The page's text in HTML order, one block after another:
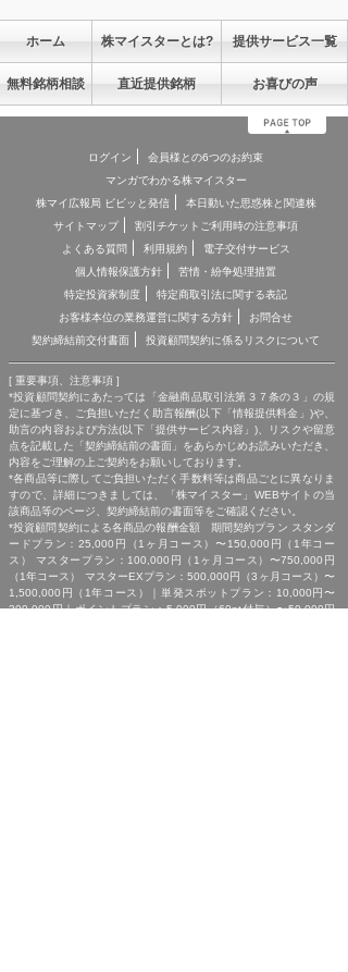
ホーム 株マイスターとは? 提供サービス一覧
無料銘柄相談 直近提供銘柄 お喜びの声
ログイン
会員様との6つのお約束
マンガでわかる株マイスター
株マイ広報局 ビビッと発信
本日動いた思惑株と関連株
サイトマップ
割引チケットご利用時の注意事項
よくある質問
利用規約
電子交付サービス
個人情報保護方針
苦情・紛争処理措置
特定投資家制度
特定商取引法に関する表記
お客様本位の業務運営に関する方針
お問合せ
契約締結前交付書面
投資顧問契約に係るリスクについて
[ 重要事項、注意事項 ]
*投資顧問契約にあたっては「金融商品取引法第３７条の３」の規
定に基づき、ご負担いただく助言報酬(以下「情報提供料金」)や、
助言の内容および方法(以下「提供サービス内容」)、リスクや留意
点を記載した「契約締結前の書面」をあらかじめお読みいただき、
内容をご理解の上ご契約をお願いしております。
*各商品等に際してご負担いただく手数料等は商品ごとに異なりま
すので、詳細につきましては、「株マイスター」WEBサイトの当
該商品等のページ、契約締結前の書面等をご確認ください。
*投資顧問契約による各商品の報酬金額 期間契約プラン スタンダ
ードプラン：25,000円（1ヶ月コース）〜150,000円（1年コー
ス） マスタープラン：100,000円（1ヶ月コース）〜750,000円
（1年コース） マスターEXプラン：500,000円（3ヶ月コース）〜
1,500,000円（1年コース）｜単発スポットプラン：10,000円〜
300,000円｜ポイントプラン：5,000円（60pt付与）〜50,000円